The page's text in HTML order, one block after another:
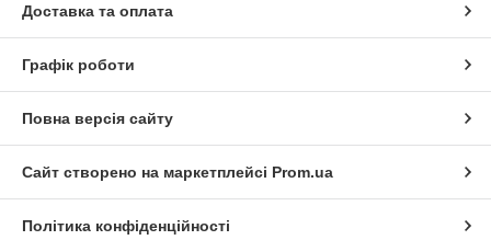
Доставка та оплата
Графік роботи
Повна версія сайту
Сайт створено на маркетплейсі Prom.ua
Політика конфіденційності